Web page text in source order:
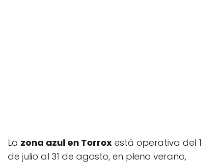
La zona azul en Torrox está operativa del 1
de julio al 31 de agosto, en pleno verano,